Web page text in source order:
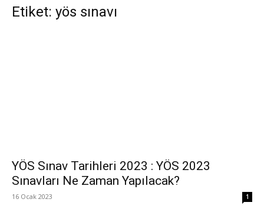
Etiket: yös sınavı
YÖS Sınav Tarihleri 2023 : YÖS 2023
Sınavları Ne Zaman Yapılacak?
16 Ocak 2023 1